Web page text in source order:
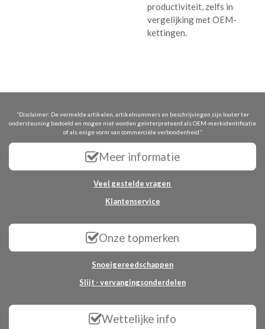
productiviteit, zelfs in
vergelijking met OEM-
kettingen.
“Disclaimer: De vermelde artikelen, artikelnummers en beschrijvingen zijn louter ter
ondersteuning bedoeld en mogen niet worden geïnterpreteerd als OEM-merkidentificatie
of als enige vorm van commerciële verbondenheid.”
Meer informatie
Veel gestelde vragen
Klantenservice
Onze topmerken
Snoeigereedschappen
Slijt - vervangingsonderdelen
Wettelijke info